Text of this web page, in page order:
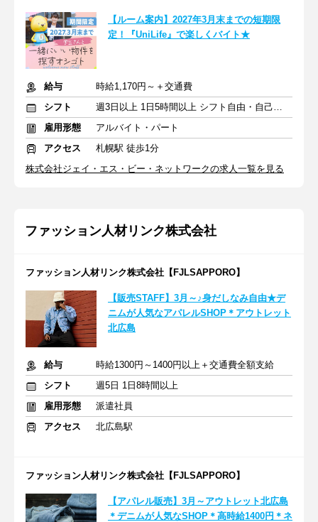
【ルーム案内】2027年3月末までの短期限
定！『UniLife』で楽しくバイト★
給与
時給1,170円～＋交通費
シフト
週3日以上 1日5時間以上 シフト自由・自己申告
雇用形態
アルバイト・パート
アクセス
札幌駅 徒歩1分
株式会社ジェイ・エス・ビー・ネットワークの求人一覧を見る
ファッション人材リンク株式会社
ファッション人材リンク株式会社【FJLSAPPORO】
【販売STAFF】3月～♪身だしなみ自由★デ
ニムが人気なアパレルSHOP＊アウトレット
北広島
給与
時給1300円～1400円以上＋交通費全額支給
シフト
週5日 1日8時間以上
雇用形態
派遣社員
アクセス
北広島駅
ファッション人材リンク株式会社【FJLSAPPORO】
【アパレル販売】3月～アウトレット北広島
＊デニムが人気なSHOP＊高時給1400円＊ネ